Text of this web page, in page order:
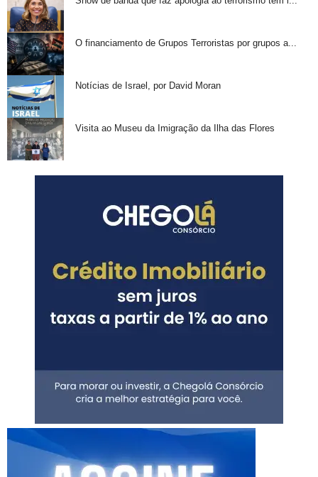
O financiamento de Grupos Terroristas por grupos a...
Notícias de Israel, por David Moran
Visita ao Museu da Imigração da Ilha das Flores